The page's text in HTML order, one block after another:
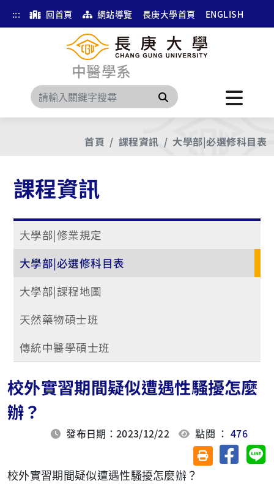
::: 回首頁 網站導覽 長庚大學首頁 ENGLISH
中醫學系
搜尋
首頁 課程資訊 大學部|必選修科目表
課程資訊
大學部|修業規定
大學部|必選修科目表
大學部|課程地圖
天然藥物碩士班
傳統中醫學碩士班
校外實習期間疑似遭遇性騷擾怎麼
辦？
發布日期：2023/12/22 點閱 ：476
友善列印(另開視
分享至
校外實習期間疑似遭遇性騷擾怎麼辦？